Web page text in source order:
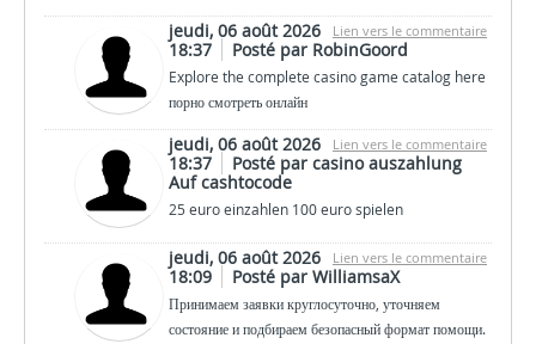
Lien vers le commentaire
jeudi, 06 août 2026
18:37
Posté par RobinGoord
Explore the complete casino game catalog here
порно смотреть онлайн
Lien vers le commentaire
jeudi, 06 août 2026
18:37
Posté par casino auszahlung
Auf cashtocode
25 euro einzahlen 100 euro spielen
Lien vers le commentaire
jeudi, 06 août 2026
18:09
Posté par WilliamsaX
Принимаем заявки круглосуточно, уточняем
состояние и подбираем безопасный формат помощи.